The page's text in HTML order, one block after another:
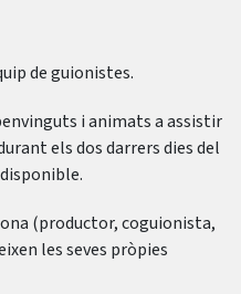
de guionistes.
i animats a assistir
els dos darrers dies del
(productor, coguionista,
les seves pròpies